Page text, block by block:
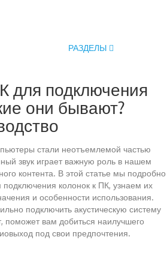
РАЗДЕЛЫ
для подключения
они бывают?
стали неотъемлемой частью
звук играет важную роль в нашем
контента. В этой статье мы подробно
колонок к ПК, узнаем их
и особенности использования.
подключить акустическую систему
поможет вам добиться наилучшего
под свои предпочтения.